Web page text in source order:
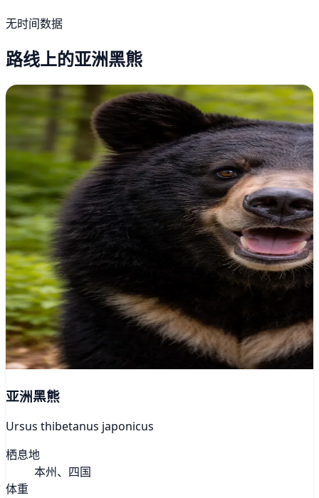
无时间数据
路线上的亚洲黑熊
亚洲黑熊
Ursus thibetanus japonicus
栖息地
本州、四国
体重